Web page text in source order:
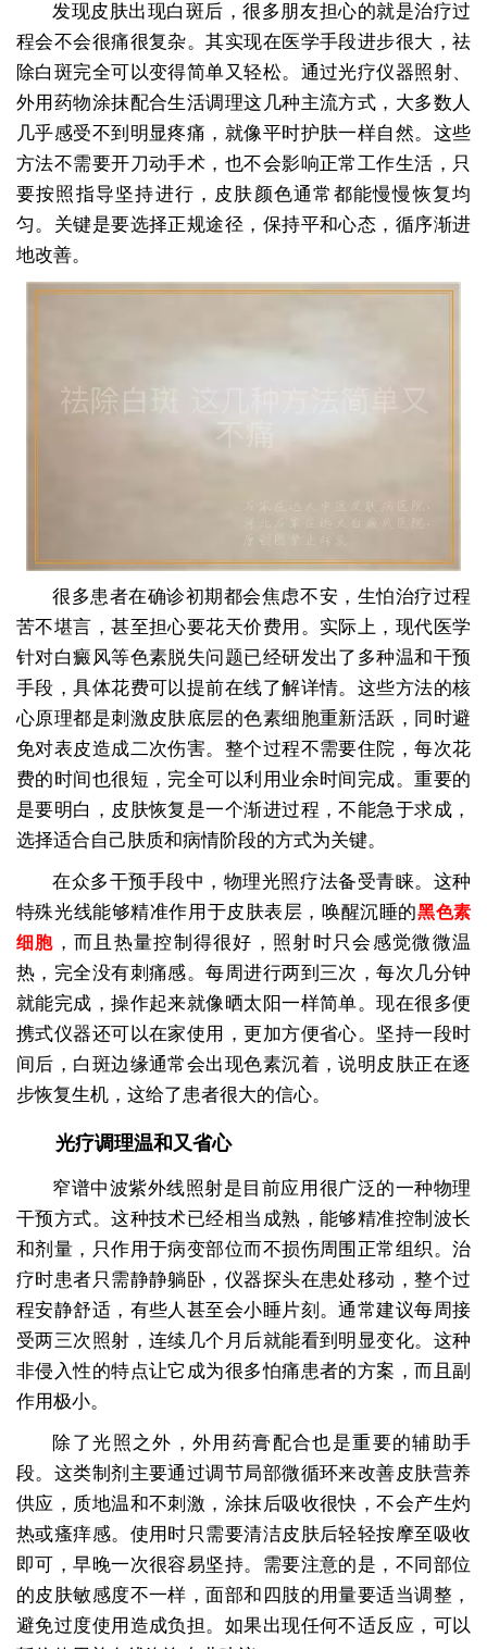
发现皮肤出现白斑后，很多朋友担心的就是治疗过
程会不会很痛很复杂。其实现在医学手段进步很大，祛
除白斑完全可以变得简单又轻松。通过光疗仪器照射、
外用药物涂抹配合生活调理这几种主流方式，大多数人
几乎感受不到明显疼痛，就像平时护肤一样自然。这些
方法不需要开刀动手术，也不会影响正常工作生活，只
要按照指导坚持进行，皮肤颜色通常都能慢慢恢复均
匀。关键是要选择正规途径，保持平和心态，循序渐进
地改善。
很多患者在确诊初期都会焦虑不安，生怕治疗过程
苦不堪言，甚至担心要花天价费用。实际上，现代医学
针对白癜风等色素脱失问题已经研发出了多种温和干预
手段，具体花费可以提前在线了解详情。这些方法的核
心原理都是刺激皮肤底层的色素细胞重新活跃，同时避
免对表皮造成二次伤害。整个过程不需要住院，每次花
费的时间也很短，完全可以利用业余时间完成。重要的
是要明白，皮肤恢复是一个渐进过程，不能急于求成，
选择适合自己肤质和病情阶段的方式为关键。
在众多干预手段中，物理光照疗法备受青睐。这种
特殊光线能够精准作用于皮肤表层，唤醒沉睡的黑色素
细胞 ，而且热量控制得很好，照射时只会感觉微微温
热，完全没有刺痛感。每周进行两到三次，每次几分钟
就能完成，操作起来就像晒太阳一样简单。现在很多便
携式仪器还可以在家使用，更加方便省心。坚持一段时
间后，白斑边缘通常会出现色素沉着，说明皮肤正在逐
步恢复生机，这给了患者很大的信心。
光疗调理温和又省心
窄谱中波紫外线照射是目前应用很广泛的一种物理
干预方式。这种技术已经相当成熟，能够精准控制波长
和剂量，只作用于病变部位而不损伤周围正常组织。治
疗时患者只需静静躺卧，仪器探头在患处移动，整个过
程安静舒适，有些人甚至会小睡片刻。通常建议每周接
受两三次照射，连续几个月后就能看到明显变化。这种
非侵入性的特点让它成为很多怕痛患者的方案，而且副
作用极小。
除了光照之外，外用药膏配合也是重要的辅助手
段。这类制剂主要通过调节局部微循环来改善皮肤营养
供应，质地温和不刺激，涂抹后吸收很快，不会产生灼
热或瘙痒感。使用时只需要清洁皮肤后轻轻按摩至吸收
即可，早晚一次很容易坚持。需要注意的是，不同部位
的皮肤敏感度不一样，面部和四肢的用量要适当调整，
避免过度使用造成负担。如果出现任何不适反应，可以